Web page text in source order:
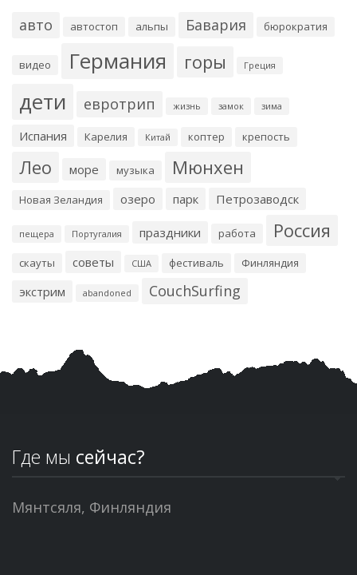
авто автостоп альпы Бавария бюрократия
видео Германия горы Греция
дети евротрип жизнь замок зима
Испания Карелия Китай коптер крепость
Лео море музыка Мюнхен
Новая Зеландия озеро парк Петрозаводск
пещера Португалия праздники работа Россия
скауты советы США фестиваль Финляндия
экстрим abandoned CouchSurfing
Где мы сейчас?
Мянтсяля, Финляндия